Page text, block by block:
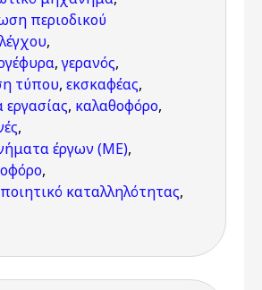
περιοδικού
,
, γερανός,
τύπου, εκσκαφέας,
εργασίας, καλαθοφόρο,
,
έργων (ΜΕ),
,
καταλληλότητας,